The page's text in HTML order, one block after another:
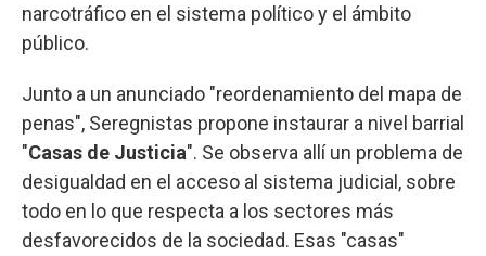
narcotráfico en el sistema político y el ámbito
público.
Junto a un anunciado "reordenamiento del mapa de
penas", Seregnistas propone instaurar a nivel barrial
"Casas de Justicia". Se observa allí un problema de
desigualdad en el acceso al sistema judicial, sobre
todo en lo que respecta a los sectores más
desfavorecidos de la sociedad. Esas "casas"